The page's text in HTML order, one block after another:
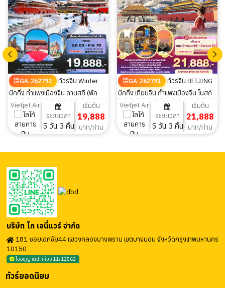
GA-262792
ทัวร์จีน Winter
ปักกิ่ง กำแพงเมืองจีน ลานสกี (พัก
โรงแรมอาบน้ำแร่1คืน) 5วัน 3คืน
Vietjet Air
ระยะเวลา
5 วัน 3 คืน
เริ่มต้น
19,888
บาท/ท่าน
GA-262791
ทัวร์จีน BEIJING
ปักกิ่ง เทียนจิน กำแพงเมืองจีน โบสถ์
ไซไค 5วัน 3คืน
Vietjet Air
ระยะเวลา
5 วัน 3 คืน
เริ่มต้น
21,888
บาท/ท่าน
บริษัท โก เอนี่แวร์ จำกัด
181 ซอยเอกชัย44 แขวงคลองบางพราน เขตบางบอน จังหวัดกรุงเทพมหานคร
10150
ใบอนุญาตนำเที่ยว 11/12562
ทัวร์ยอดนิยม